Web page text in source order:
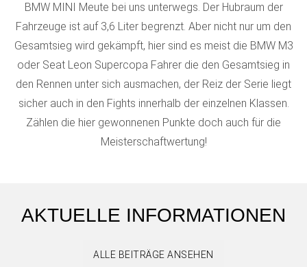
BMW MINI Meute bei uns unterwegs. Der Hubraum der
Fahrzeuge ist auf 3,6 Liter begrenzt. Aber nicht nur um den
Gesamtsieg wird gekämpft, hier sind es meist die BMW M3
oder Seat Leon Supercopa Fahrer die den Gesamtsieg in
den Rennen unter sich ausmachen, der Reiz der Serie liegt
sicher auch in den Fights innerhalb der einzelnen Klassen.
Zählen die hier gewonnenen Punkte doch auch für die
Meisterschaftwertung!
AKTUELLE INFORMATIONEN
ALLE BEITRÄGE ANSEHEN